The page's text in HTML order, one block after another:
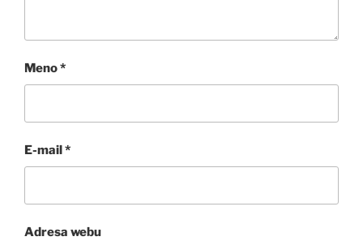
Meno*
E-mail *
Adresa webu